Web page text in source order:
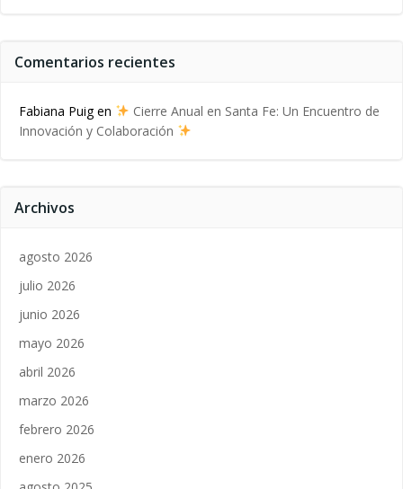
Comentarios recientes
Fabiana Puigen
Cierre Anual en Santa Fe: Un Encuentro de
Innovación y Colaboración
Archivos
agosto 2026
julio 2026
junio 2026
mayo 2026
abril 2026
marzo 2026
febrero 2026
enero 2026